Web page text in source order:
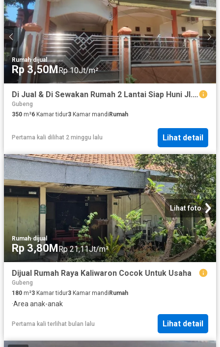
Rumah·dijual
Rp 3,50MRp 10Jt/m²
Di Jual & Di Sewakan Rumah 2 Lantai Siap Huni Jl. Gubeng Kertajaya VI, Surabaya
Gubeng
350 m²6 Kamar tidur3 Kamar mandi Rumah
Pertama kali dilihat 2 minggu lalu Lihat detail
Lihat foto
Rumah·dijual
Rp 3,80MRp 21,11Jt/m²
Dijual Rumah Raya Kaliwaron Cocok Untuk Usaha
Gubeng
180 m²3 Kamar tidur3 Kamar mandiRumah
·Area anak-anak
Pertama kali terlihat bulan lalu Lihat detail